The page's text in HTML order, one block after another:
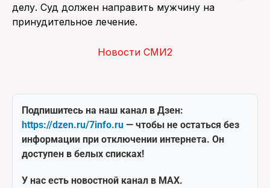
делу. Суд должен направить мужчину на
принудительное лечение.
Новости СМИ2
Подпишитесь на наш канал в Дзен:
https://dzen.ru/7info.ru — чтобы не остаться без
информации при отключении интернета. Он
доступен в белых списках!
У нас есть новостной канал в MAX.